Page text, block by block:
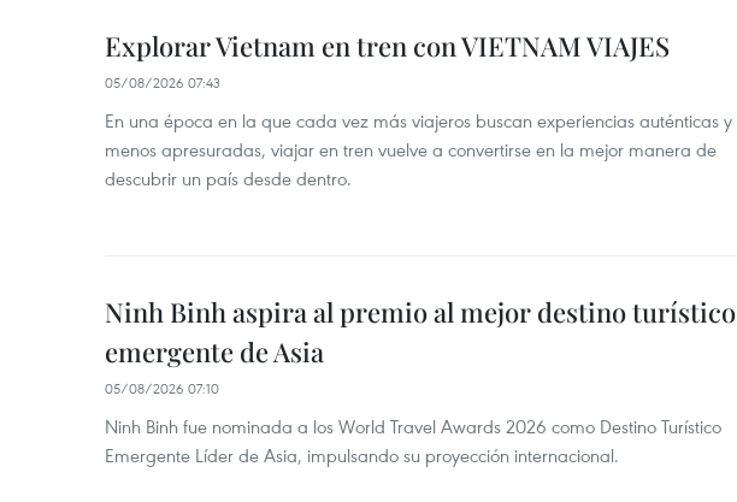
Explorar Vietnam en tren con VIETNAM VIAJES
05/08/2026 07:43
En una época en la que cada vez más viajeros buscan experiencias auténticas y
menos apresuradas, viajar en tren vuelve a convertirse en la mejor manera de
descubrir un país desde dentro.
Ninh Binh aspira al premio al mejor destino turístico
emergente de Asia
05/08/2026 07:10
Ninh Binh fue nominada a los World Travel Awards 2026 como Destino Turístico
Emergente Líder de Asia, impulsando su proyección internacional.